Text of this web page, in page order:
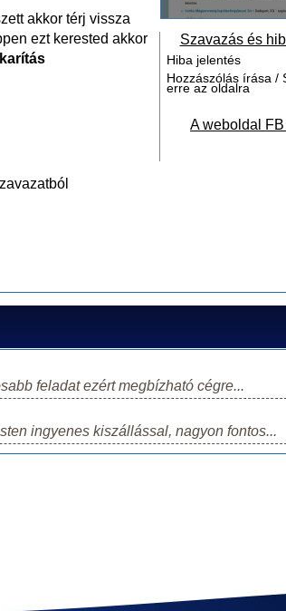
akkor térj vissza
ezt kerested akkor
Szavazás és
Hiba jelentés
Hozzászólás írása /
erre az oldalra
A weboldal
feladat ezért megbízható cégre...
ingyenes kiszállással, nagyon fontos...